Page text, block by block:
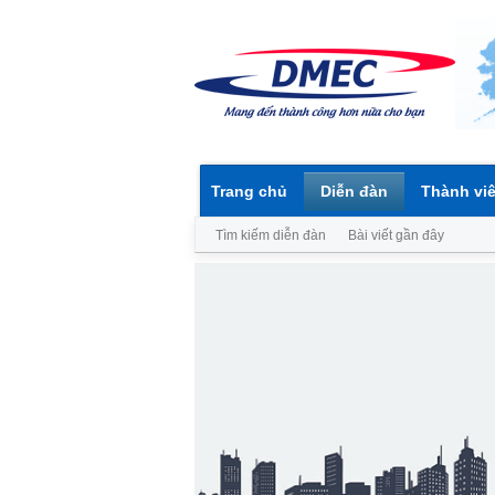
Trang chủ Diễn đàn
Tìm kiếm diễn đàn Bài viết gần đây
Thành